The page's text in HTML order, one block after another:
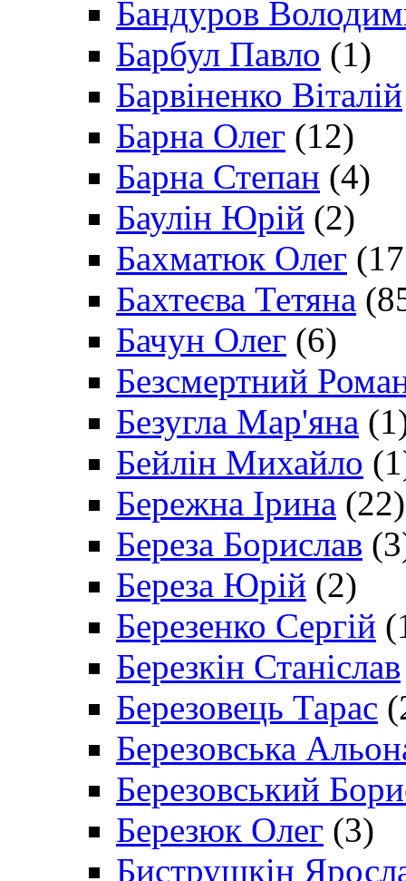
Бандуров
Барбул Павло (1)
Барвіненко Віталій
Барна Олег (12)
Барна Степан (4)
Баулін Юрій (2)
Бахматюк Олег
Бахтеєва Тетяна
Бачун Олег (6)
Безсмертний
Безугла Мар'яна
Бейлін Михайло
Бережна Ірина (22)
Береза Борислав
Береза Юрій (2)
Березенко Сергій
Березкін Станіслав
Березовець Тарас
Березовська
Березовський
Березюк Олег (3)
Биструшкін